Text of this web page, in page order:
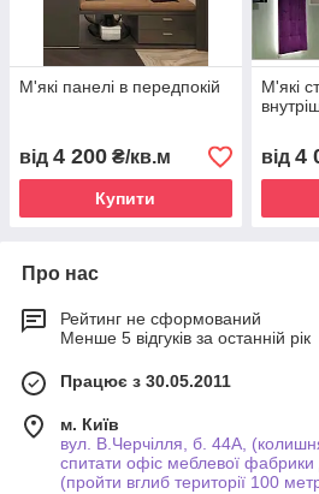
М'які панелі в передпокій
від 4 200 ₴/кв.м
Купити
М'які
від 4
Про нас
Рейтинг не сформований
Менше 5 відгуків за останній рік
Працює з 30.05.2011
м. Київ
вул. В.Черчілля, б. 44А,
спитати офіс меблевої
(пройти вглиб території 100